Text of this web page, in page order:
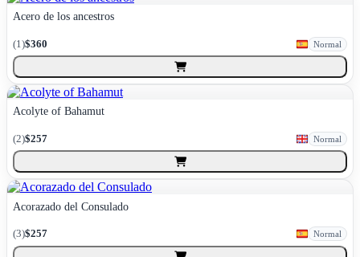
Acero de los ancestros
(1)$360 Normal
Acolyte of Bahamut
(2)$257 Normal
Acorazado del Consulado
(3)$257 Normal